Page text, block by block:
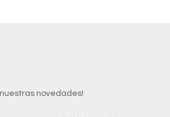
novedades!